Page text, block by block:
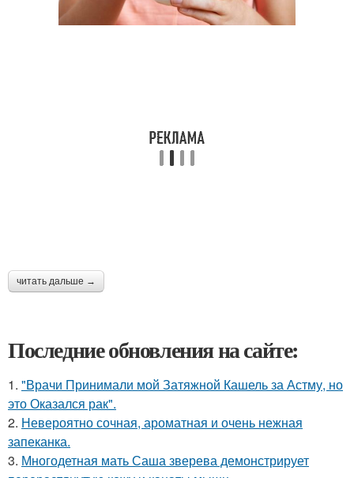
читать дальше →
Последние обновления на сайте:
1. "Врачи Принимали мой Затяжной Кашель за Астму, но
это Оказался рак".
2. Невероятно сочная, ароматная и очень нежная
запеканка.
3. Многодетная мать Саша зверева демонстрирует